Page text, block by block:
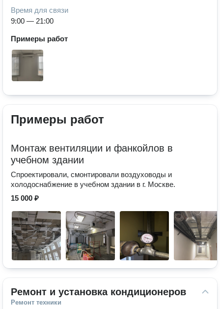
Время для связи
9:00 — 21:00
Примеры работ
Примеры работ
Монтаж вентиляции и фанкойлов в
учебном здании
Спроектировали, смонтировали воздуховоды и
холодоснабжение в учебном здании в г. Москве.
15 000 ₽
Ремонт и установка кондиционеров
Ремонт техники